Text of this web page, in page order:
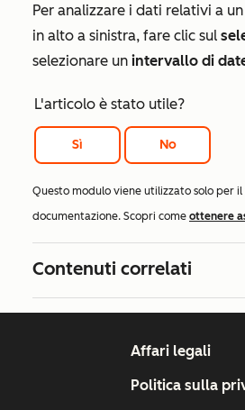
Per analizzare i dati relativi a
in alto a sinistra, fare clic sul
selezionare un intervallo di
L'articolo è stato utile?
Sì No
Questo modulo viene utilizzato solo per
documentazione. Scopri come ottenere
Contenuti correlati
Affari legali
Politica sulla